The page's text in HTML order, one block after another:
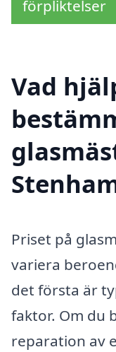
förpliktelser
Vad
Priset på
variera
det första är
faktor. Om du
reparation av